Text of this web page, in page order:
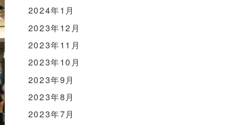
2024年1月
2023年12月
2023年11月
2023年10月
2023年9月
2023年8月
2023年7月